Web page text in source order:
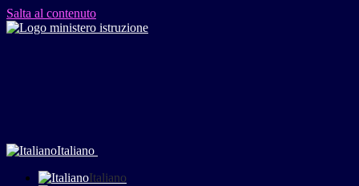
Salta al contenuto
Italiano
Italiano